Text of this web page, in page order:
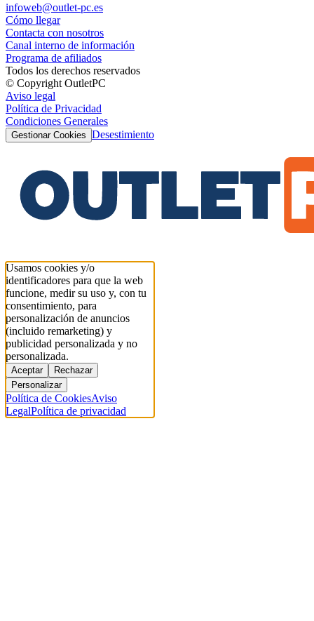
infoweb@outlet-pc.es
Cómo llegar
Contacta con nosotros
Canal interno de información
Programa de afiliados
Todos los derechos reservados
© Copyright OutletPC
Aviso legal
Política de Privacidad
Condiciones Generales
Gestionar Cookies Desestimiento
Usamos cookies y/o
identificadores para que la web
funcione, medir su uso y, con tu
consentimiento, para
personalización de anuncios
(incluido remarketing) y
publicidad personalizada y no
personalizada.
Aceptar
Rechazar
Personalizar
Política de CookiesAviso
LegalPolítica de privacidad